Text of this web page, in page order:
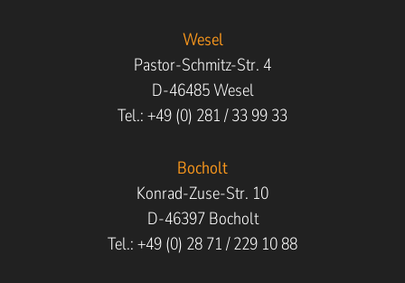
Wesel
Pastor-Schmitz-Str. 4
D-46485 Wesel
Tel.: +49 (0) 281 / 33 99 33
Bocholt
Konrad-Zuse-Str. 10
D-46397 Bocholt
Tel.: +49 (0) 28 71 / 229 10 88